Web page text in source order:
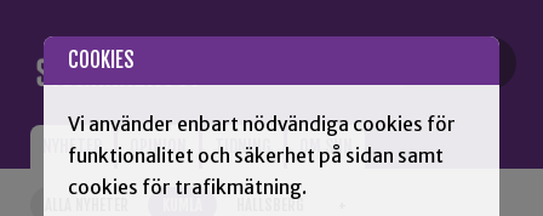
COOKIES
Vi använder enbart nödvändiga cookies för
funktionalitet och säkerhet på sidan samt
cookies för trafikmätning.
NYHETER OPINION TIDNING OM SNN
HALLSBERG